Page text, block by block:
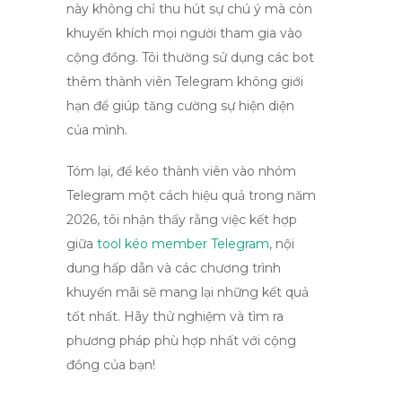
này không chỉ thu hút sự chú ý mà còn
khuyến khích mọi người tham gia vào
cộng đồng. Tôi thường sử dụng các bot
thêm thành viên Telegram không giới
hạn để giúp tăng cường sự hiện diện
của mình.
Tóm lại, để kéo thành viên vào nhóm
Telegram một cách hiệu quả trong năm
2026, tôi nhận thấy rằng việc kết hợp
giữa tool kéo member Telegram, nội
dung hấp dẫn và các chương trình
khuyến mãi sẽ mang lại những kết quả
tốt nhất. Hãy thử nghiệm và tìm ra
phương pháp phù hợp nhất với cộng
đồng của bạn!